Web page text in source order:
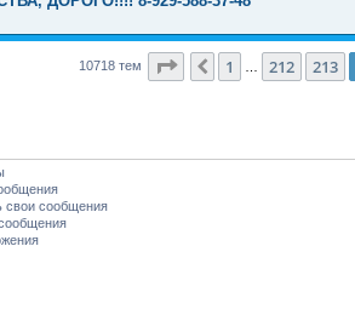
10718 тем Страница 214из 429
Пред.
1 212 213
свои сообщения